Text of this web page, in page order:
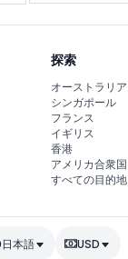
探索
オーストラリア
シンガポール
フランス
イギリス
香港
アメリカ合衆国
すべての目的地
日本語 USD